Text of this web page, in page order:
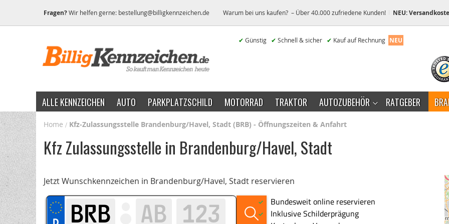
Fragen?Wir helfen gerne: bestellung@billigkennzeichen.de Warum bei uns kaufen? – Über 40.000 zufriedene Kunden! NEU:
✔ Günstig ✔ Schnell & sicher ✔ Kauf auf Rechnung NEU
ALLE KENNZEICHEN AUTO PARKPLATZSCHILD MOTORRAD TRAKTOR AUTOZUBEHÖR RATGEBER
Home Kfz-Zulassungsstelle Brandenburg/Havel, Stadt (BRB) - Öffnungszeiten & Anfahrt
Kfz Zulassungsstelle in Brandenburg/Havel, Stadt
Jetzt Wunschkennzeichen in Brandenburg/Havel, Stadt reservieren